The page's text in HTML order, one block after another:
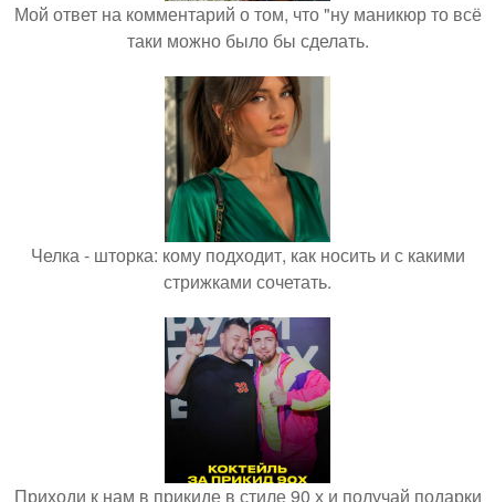
Мой ответ на комментарий о том, что "ну маникюр то всё
таки можно было бы сделать.
Челка - шторка: кому подходит, как носить и с какими
стрижками сочетать.
Приходи к нам в прикиде в стиле 90 х и получай подарки